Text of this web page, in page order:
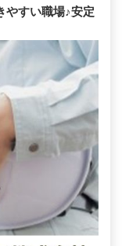
やすい職場♪安定